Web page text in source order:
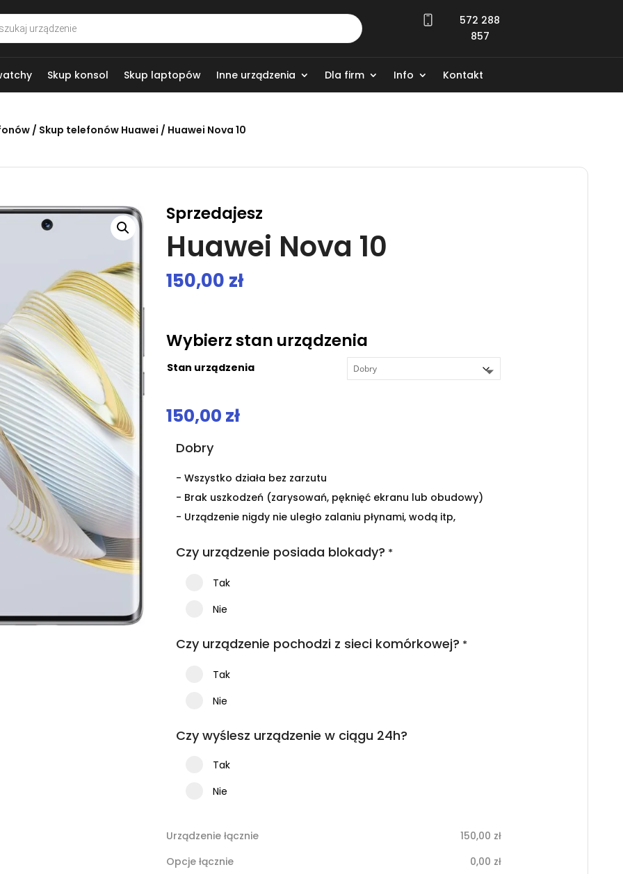
572 288
857
Skup konsol Skup laptopów Inne urządzenia Dla firm Info Kontakt
/ Skup telefonów Huawei / Huawei Nova 10
Sprzedajesz
Huawei Nova 10
150,00 zł
Wybierz stan urządzenia
Stan urządzenia
150,00 zł
Dobry
- Wszystko działa bez zarzutu
- Brak uszkodzeń (zarysowań, pęknięć ekranu lub obudowy)
- Urządzenie nigdy nie uległo zalaniu płynami, wodą itp,
Czy urządzenie posiada blokady? *
Tak
Nie
Czy urządzenie pochodzi z sieci komórkowej? *
Tak
Nie
Czy wyślesz urządzenie w ciągu 24h?
Tak
Nie
Urządzenie łącznie 150,00 zł
Opcje łącznie
0,00 zł